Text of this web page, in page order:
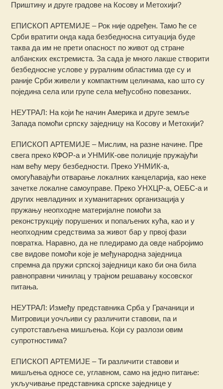
Приштину и друге градове на Косову и Метохији?
ЕПИСКОП АРТЕМИЈЕ – Рок није одређен. Тамо ће се
Срби вратити онда када безбедносна ситуација буде
таква да им не прети опасност по живот од стране
албанских екстремиста. За сада је много лакше створити
безбедносне услове у руралним областима где су и
раније Срби живели у компактним целинама, као што су
поједина села или групе села међусобно повезаних.
НЕУТРАЛ: На који ће начин Америка и друге земље
Запада помоћи српску заједницу на Косову и Метохији?
ЕПИСКОП АРТЕМИЈЕ – Мислим, на разне начине. Пре
свега преко КФОР-а и УНМИК-ове полиције пружајући
нам већу меру безбедности. Преко УНМИК-а,
омогућавајући отварање локалних канцеларија, као неке
зачетке локалне самоуправе. Преко УНХЦР-а, ОЕБС-а и
других невладиних и хуманитарних организација у
пружању неопходне материјалне помоћи за
реконструкцију порушених и попаљених кућа, као и у
неопходним средствима за живот бар у првој фази
повратка. Наравно, да не пледирамо да овде набројимо
све видове помоћи које је међународна заједница
спремна да пружи српској заједници како би она била
равноправни чинилац у трајном решавању косовског
питања.
НЕУТРАЛ: Између представника Срба у Грачаници и
Митровици уочљиви су различити ставови, па и
супротстављена мишљења. Који су разлози овим
супротностима?
ЕПИСКОП АРТЕМИЈЕ – Ти различити ставови и
мишљења односе се, углавном, само на једно питање:
укључивање представника српске заједнице у